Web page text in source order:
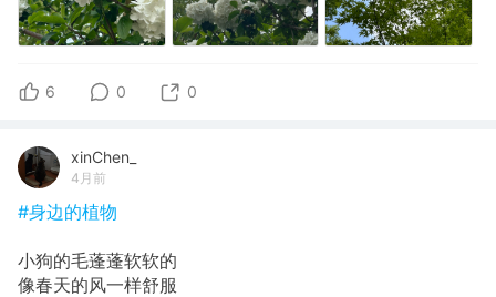
6 0 0
xinChen_
4月前
#身边的植物
小狗的毛蓬蓬软软的
像春天的风一样舒服